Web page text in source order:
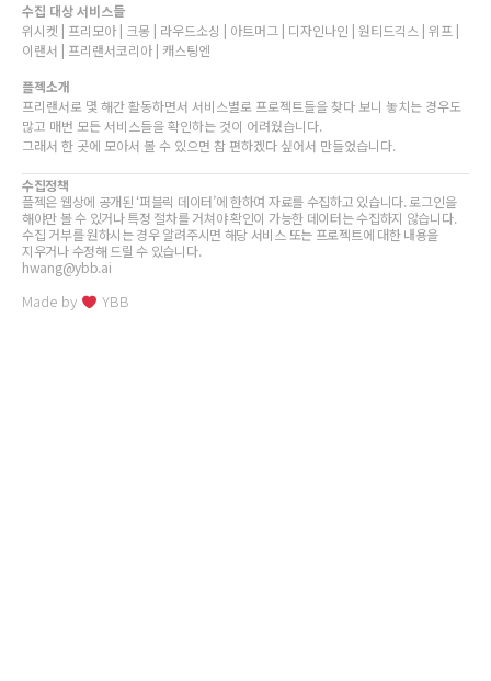
수집 대상 서비스들
위시켓 | 프리모아 | 크몽 | 라우드소싱 | 아트머그 | 디자인나인 | 원티드긱스 | 위프 |
이랜서 | 프리랜서코리아 | 캐스팅엔
플젝소개
프리랜서로 몇 해간 활동하면서 서비스별로 프로젝트들을 찾다 보니 놓치는 경우도
많고 매번 모든 서비스들을 확인하는 것이 어려웠습니다.
그래서 한 곳에 모아서 볼 수 있으면 참 편하겠다 싶어서 만들었습니다.
수집정책
플젝은 웹상에 공개된 ‘퍼블릭 데이터’에 한하여 자료를 수집하고 있습니다. 로그인을
해야만 볼 수 있거나 특정 절차를 거쳐야 확인이 가능한 데이터는 수집하지 않습니다.
수집 거부를 원하시는 경우 알려주시면 해당 서비스 또는 프로젝트에 대한 내용을
지우거나 수정해 드릴 수 있습니다.
hwang@ybb.ai
Made by YBB